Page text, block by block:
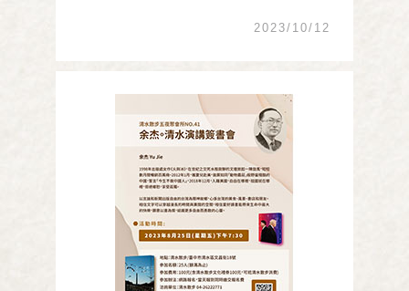
底，用伊紲拍的台語，寫出新閣有味的景
看kah真清楚。柏榮會當共日常的景緻、
2023/10/12